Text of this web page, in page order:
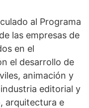
al Programa
las empresas de
en el
el desarrollo de
animación y
editorial y
arquitectura e